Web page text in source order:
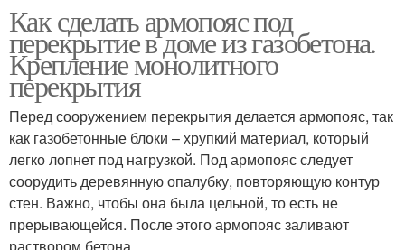
Как сделать армопояс под
перекрытие в доме из газобетона.
Крепление монолитного
перекрытия
Перед сооружением перекрытия делается армопояс, так
как газобетонные блоки – хрупкий материал, который
легко лопнет под нагрузкой. Под армопояс следует
соорудить деревянную опалубку, повторяющую контур
стен. Важно, чтобы она была цельной, то есть не
прерывающейся. После этого армопояс заливают